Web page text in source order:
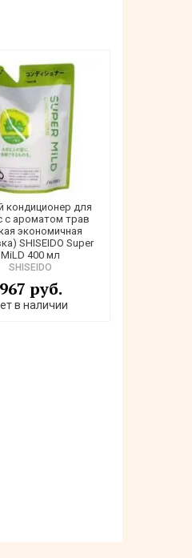
кондиционер для
с ароматом трав
экономичная
SHISEIDO Super
MiLD 400 мл
SHISEIDO
967 руб.
в наличии